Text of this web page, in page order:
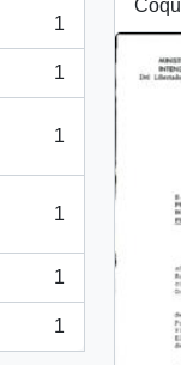
1
1
1
1
1
1